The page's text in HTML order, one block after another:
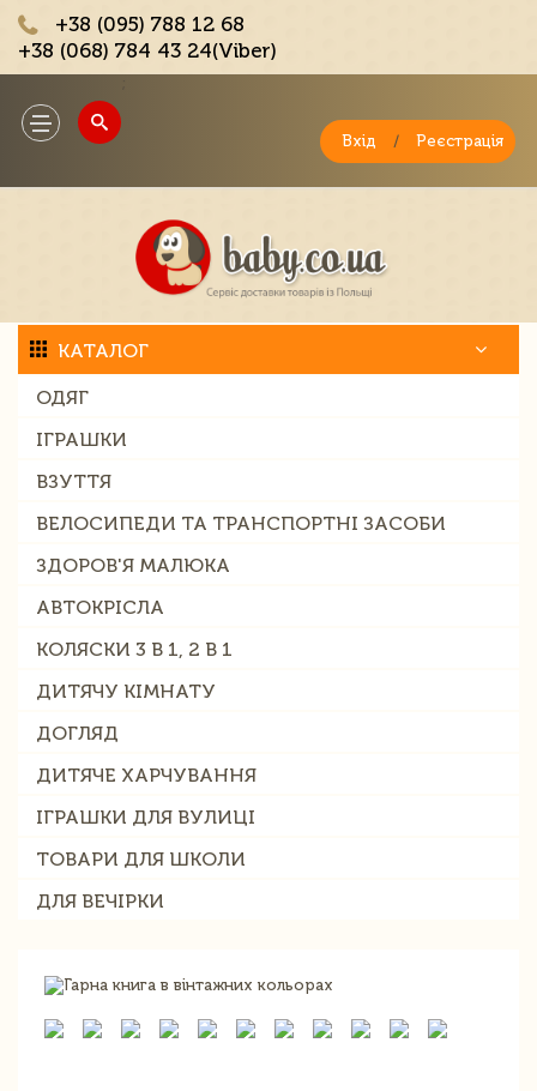
+38 (095) 788 12 68
+38 (068) 784 43 24(Viber)
Toggle
navigation
Вхід / Реєстрація
КАТАЛОГ
ОДЯГ
ІГРАШКИ
ВЗУТТЯ
ВЕЛОСИПЕДИ ТА ТРАНСПОРТНІ ЗАСОБИ
ЗДОРОВ'Я МАЛЮКА
АВТОКРІСЛА
КОЛЯСКИ 3 В 1, 2 В 1
ДИТЯЧУ КІМНАТУ
ДОГЛЯД
ДИТЯЧЕ ХАРЧУВАННЯ
ІГРАШКИ ДЛЯ ВУЛИЦІ
ТОВАРИ ДЛЯ ШКОЛИ
ДЛЯ ВЕЧІРКИ